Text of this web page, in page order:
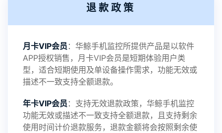
退款政策
月卡VIP会员 ：华鲸手机监控所提供产品是以软件
APP授权销售，月卡VIP会员是短期体验用户类
型，适合短期使用及单设备操作需求，功能无效或
描述不一致支持全额退款。
年卡VIP会员 ：支持无效退款政策，华鲸手机监控
功能无效或描述不一致支持全额退款，且支持剩余
使用时间计价退款服务，退款金额将会按照剩余使